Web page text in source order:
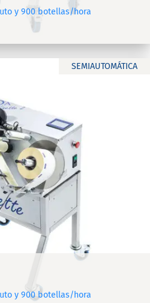
y 900 botellas/hora
SEMIAUTOMÁTICA
y 900 botellas/hora